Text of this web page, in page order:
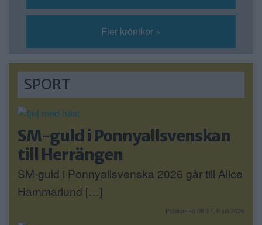
Fler krönikor »
SPORT
SM-guld i Ponnyallsvenskan
till Herrängen
SM-guld i Ponnyallsvenska 2026 går till Alice
Hammarlund […]
Publicerad 08:17, 9 juli 2026